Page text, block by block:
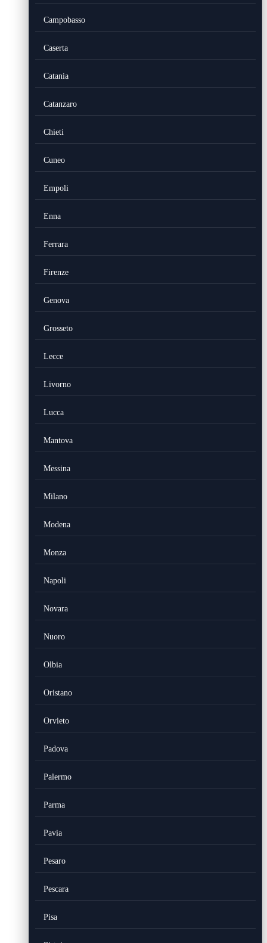
Campobasso
Caserta
Catania
Catanzaro
Chieti
Cuneo
Empoli
Enna
Ferrara
Firenze
Genova
Grosseto
Lecce
Livorno
Lucca
Mantova
Messina
Milano
Modena
Monza
Napoli
Novara
Nuoro
Olbia
Oristano
Orvieto
Padova
Palermo
Parma
Pavia
Pesaro
Pescara
Pisa